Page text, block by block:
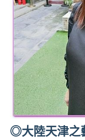
遊、
達
帶
路、
旅
遊
目
來
賓、
News
◎大陸天津之